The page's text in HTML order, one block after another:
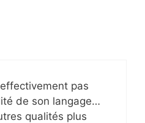
pas
de son langage…
qualités plus